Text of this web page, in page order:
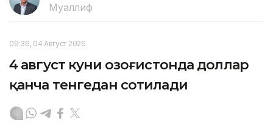
Муаллиф
09:36, 04 Август 2026
4 август куни Қозоғистонда доллар
қанча тенгедан сотилади